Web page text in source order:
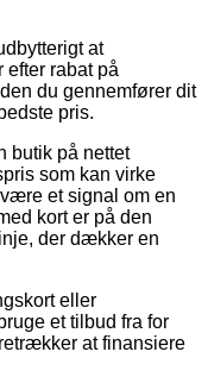
at
rabat på
du gennemfører dit
pris.
butik på nettet
som kan virke
et signal om en
kort er på den
der dækker en
eller
et tilbud fra for
at finansiere